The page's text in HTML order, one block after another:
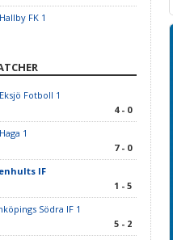
FK 1
Fotboll 1
4 - 0
1
7 - 0
IF
1 - 5
Södra IF 1
5 - 2